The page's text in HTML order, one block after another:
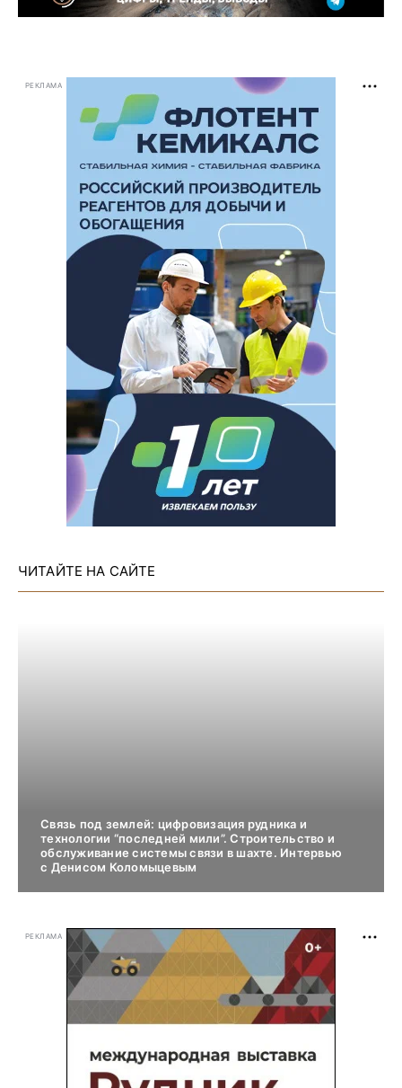
РЕКЛАМА
ЧИТАЙТЕ НА САЙТЕ
Связь под землей: цифровизация рудника и
технологии “последней мили”. Строительство и
обслуживание системы связи в шахте. Интервью
с Денисом Коломыцевым
РЕКЛАМА